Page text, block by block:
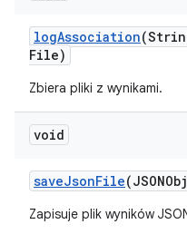
logAssociation
File)
Zbiera pliki z wynikami.
void
saveJsonFile
Zapisuje plik wyników